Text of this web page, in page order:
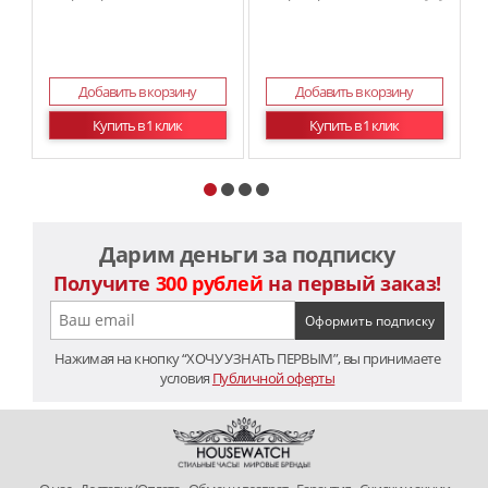
Добавить в корзину
Купить в 1 клик
Добавить в корзину
Купить в 1 клик
Дарим деньги за подписку
Получите 300 рублей на первый заказ!
Нажимая на кнопку “ХОЧУ УЗНАТЬ ПЕРВЫМ”, вы принимаете
условия Публичной оферты